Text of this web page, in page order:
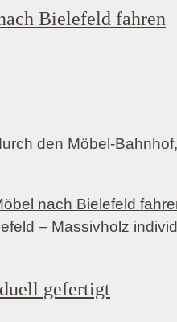
Bielefeld fahren
den Möbel-
nach Bielefeld
gefertigt